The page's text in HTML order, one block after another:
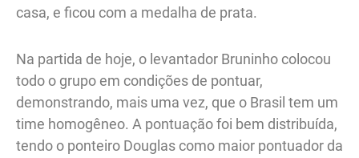
casa, e ficou com a medalha de prata.
Na partida de hoje, o levantador Bruninho colocou
todo o grupo em condições de pontuar,
demonstrando, mais uma vez, que o Brasil tem um
time homogêneo. A pontuação foi bem distribuída,
tendo o ponteiro Douglas como maior pontuador da